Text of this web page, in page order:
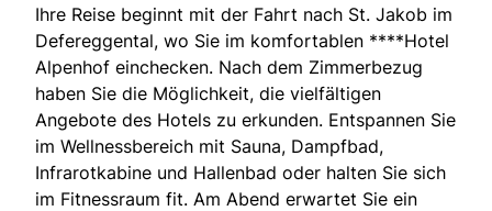
Ihre Reise beginnt mit der Fahrt nach St. Jakob im
Defereggental, wo Sie im komfortablen ****Hotel
Alpenhof einchecken. Nach dem Zimmerbezug
haben Sie die Möglichkeit, die vielfältigen
Angebote des Hotels zu erkunden. Entspannen Sie
im Wellnessbereich mit Sauna, Dampfbad,
Infrarotkabine und Hallenbad oder halten Sie sich
im Fitnessraum fit. Am Abend erwartet Sie ein